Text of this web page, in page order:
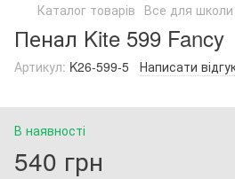
Каталог товарів Все для школи
Пенал Kite 599 Fancy
Артикул: K26-599-5 Написати
В наявності
540 грн